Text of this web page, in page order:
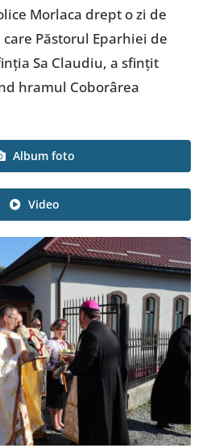
Morlaca drept o zi de
Păstorul Eparhiei de
Sa Claudiu, a sfințit
hramul Coborârea
Album foto
Video